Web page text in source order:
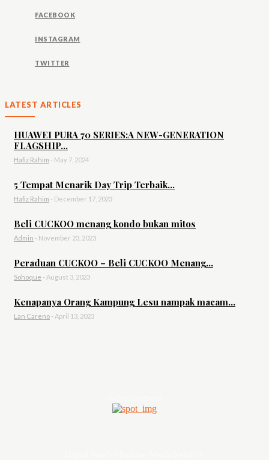
FACEBOOK
INSTAGRAM
TWITTER
LATEST ARTICLES
HUAWEI PURA 70 SERIES:A NEW-GENERATION
FLAGSHIP...
Hafiz Rahim - May 7, 2024
5 Tempat Menarik Day Trip Terbaik...
Hafiz Rahim - December 17, 2023
Beli CUCKOO menang kondo bukan mitos
Admin - November 23, 2023
Peraduan CUCKOO – Beli CUCKOO Menang...
Sohoque - August 3, 2023
Kenapanya Orang Kampung Lesu nampak macam...
Lan Careno - April 13, 2023